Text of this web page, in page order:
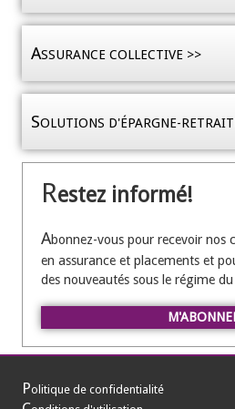
ASSURANCE COLLECTIVE >>
SOLUTIONS D'ÉPARGNE-
Restez informé!
Abonnez-vous pour recevoir nos
en assurance et placements et
des nouveautés sous le régime du
Politique de confidentialité